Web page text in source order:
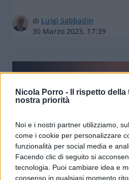
Nicola Porro -
Il rispetto
nostra priorità
Noi e i nostri partner utilizziamo,
come i cookie per personalizzare
funzionalità per social media e
Facendo clic di seguito si
tecnologia. Puoi cambiare idea e
consenso in qualsiasi momento
di Luigi Sabbadin
30 Marzo 2023, 17:39